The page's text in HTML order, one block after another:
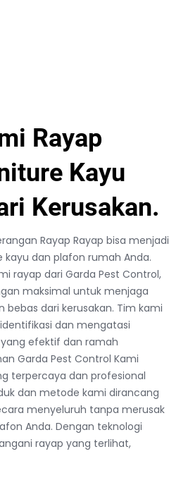
Rayap
Kayu
Kerusakan.
Rayap Rayap bisa menjadi
dan plafon rumah Anda.
rayap dari Garda Pest Control,
maksimal untuk menjaga
dari kerusakan. Tim kami
dan mengatasi
efektif dan ramah
Garda Pest Control Kami
terpercaya dan profesional
dan metode kami dirancang
menyeluruh tanpa merusak
Anda. Dengan teknologi
rayap yang terlihat,